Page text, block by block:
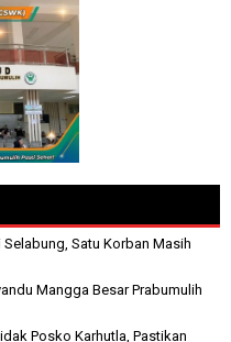
Selabung, Satu Korban Masih
Mangga Besar Prabumulih
Posko Karhutla, Pastikan